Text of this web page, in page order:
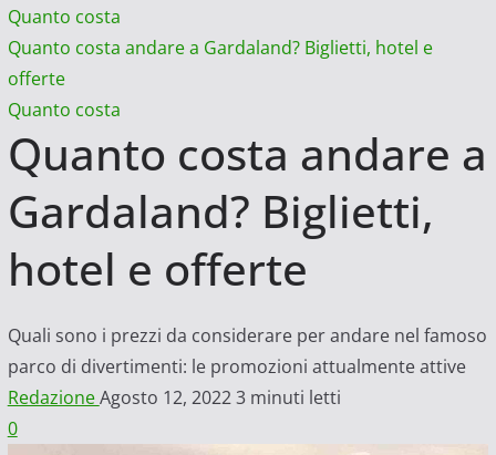
Quanto costa
Quanto costa andare a Gardaland? Biglietti, hotel e
offerte
Quanto costa
Quanto costa andare a
Gardaland? Biglietti,
hotel e offerte
Quali sono i prezzi da considerare per andare nel famoso
parco di divertimenti: le promozioni attualmente attive
RedazioneAgosto 12, 20223 minuti letti
0